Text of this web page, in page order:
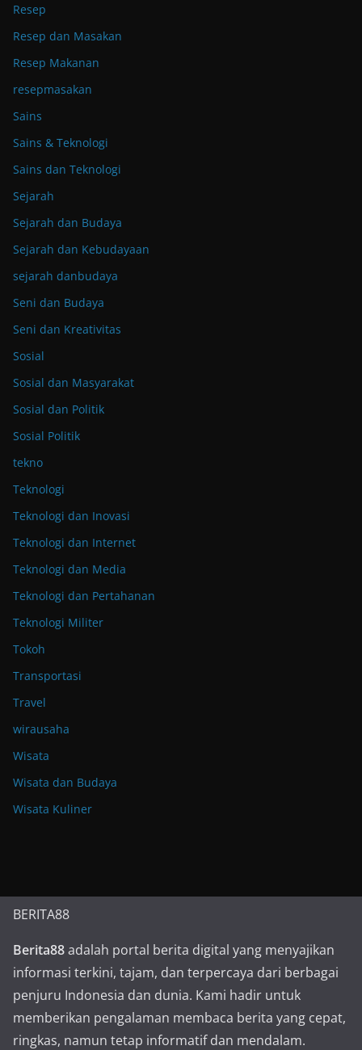
Resep
Resep dan Masakan
Resep Makanan
resepmasakan
Sains
Sains & Teknologi
Sains dan Teknologi
Sejarah
Sejarah dan Budaya
Sejarah dan Kebudayaan
sejarah danbudaya
Seni dan Budaya
Seni dan Kreativitas
Sosial
Sosial dan Masyarakat
Sosial dan Politik
Sosial Politik
tekno
Teknologi
Teknologi dan Inovasi
Teknologi dan Internet
Teknologi dan Media
Teknologi dan Pertahanan
Teknologi Militer
Tokoh
Transportasi
Travel
wirausaha
Wisata
Wisata dan Budaya
Wisata Kuliner
BERITA88
Berita88adalah portal berita digital yang menyajikan
informasi terkini, tajam, dan terpercaya dari berbagai
penjuru Indonesia dan dunia. Kami hadir untuk
memberikan pengalaman membaca berita yang cepat,
ringkas, namun tetap informatif dan mendalam.